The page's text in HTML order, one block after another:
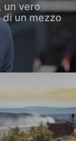
un vero
di un mezzo